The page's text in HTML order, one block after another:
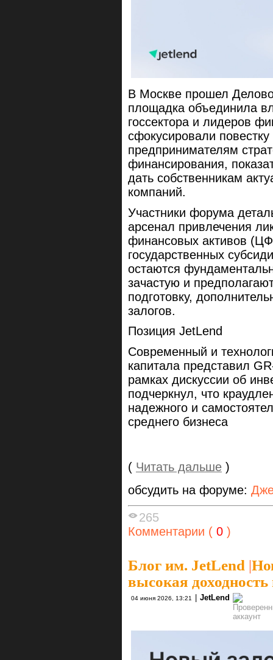
В Москве прошел
площадка объединила
госсектора и лидеров
сфокусировали
предпринимателям
финансирования,
дать собственникам
компаний.
Участники форума
арсенал привлечения
финансовых активов
государственных
остаются
зачастую и
подготовку,
залогов.
Позиция JetLend
Современный и
капитала представил
рамках дискуссии об
подчеркнул, что
надежного и
среднего бизнеса
( Читать дальше )
обсудить на форуме:
265
Комментарии ( 0 )
Блог им. JetLend |
высокая
04 июня 2026, 13:21 | JetLend